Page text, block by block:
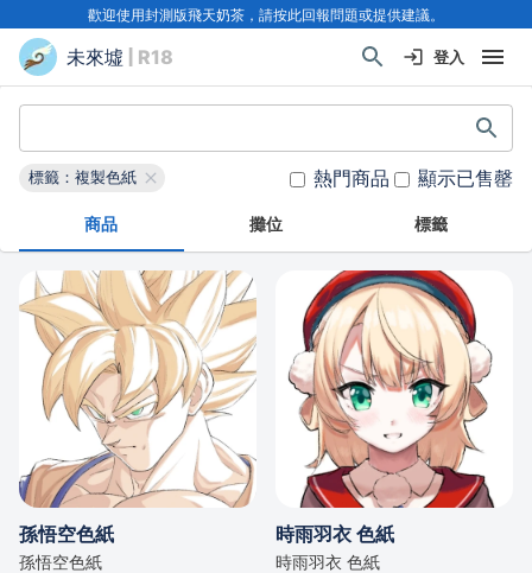
歡迎使用封測版飛天奶茶，請按此回報問題或提供建議。
未來墟 | R18 登入
標籤：複製色紙 熱門商品 顯示已售罄
商品 攤位 標籤
孫悟空色紙
孫悟空色紙
時雨羽衣 色紙
時雨羽衣 色紙